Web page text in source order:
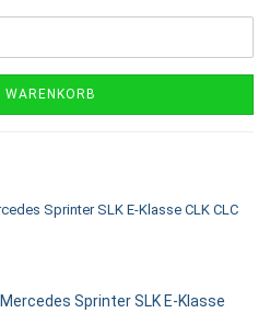
WARENKORB
Sprinter SLK E-Klasse